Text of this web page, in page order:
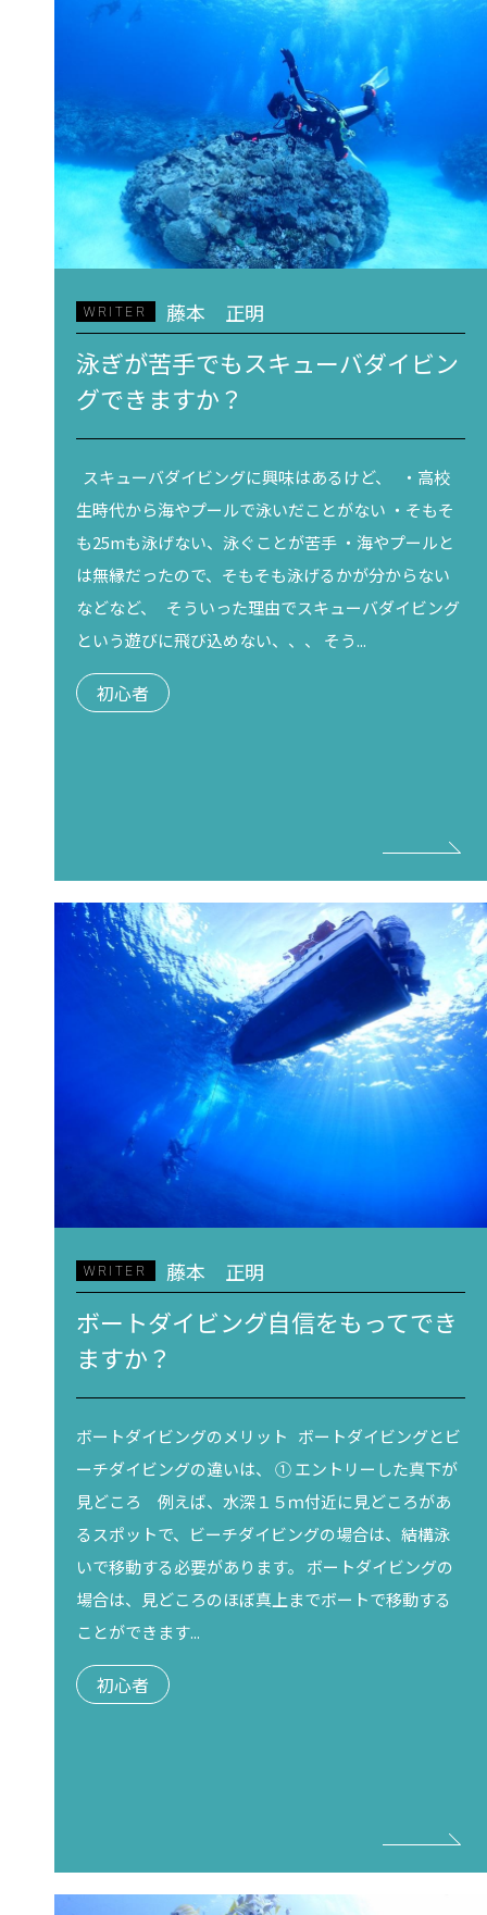
WRITER 藤本 正明
泳ぎが苦手でもスキューバダイビン
グできますか？
スキューバダイビングに興味はあるけど、 ・高校
生時代から海やプールで泳いだことがない ・そもそ
も25mも泳げない、泳ぐことが苦手 ・海やプールと
は無縁だったので、そもそも泳げるかが分からない
などなど、 そういった理由でスキューバダイビング
という遊びに飛び込めない、、、 そう...
初心者
WRITER 藤本 正明
ボートダイビング自信をもってでき
ますか？
ボートダイビングのメリット ボートダイビングとビ
ーチダイビングの違いは、 ① エントリーした真下が
見どころ 例えば、水深１５ｍ付近に見どころがあ
るスポットで、ビーチダイビングの場合は、結構泳
いで移動する必要があります。 ボートダイビングの
場合は、見どころのほぼ真上までボートで移動する
ことができます...
初心者